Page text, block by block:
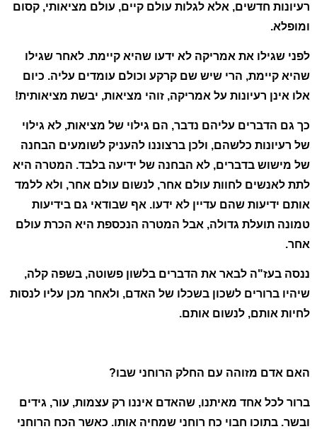
רעיונות חדשים, אלא לגלות עולם קיים, עולם מציאותי, קסום
ומופלא.
לפני שגילו את אמריקה לא ידעו שהיא קיימת. לאחר שגילו
שהיא קיימת, הרי שיש שם קרקע וכולם עומדים עליה. כיום
אלו אינן רעיונות על אמריקה, זוהי מציאות, יבשת מציאותית!
כך גם הדברים עליהם נדבר, הם גילוי של מציאות, לא גילוי
של רעיונות כלשהם, ולכן ברצוננו להעניק לשומעים הבחנה
של מישוש בדברים, לא הבחנה של ידיעה בלבד. המטרה היא
לתת לאנשים לחוות עולם אחר, לנשום עולם אחר, ולא ללמד
אותם ידיעות שהם עדיין לא ידעו. אף שבודאי גם בידיעות
טמונה תועלת גדולה, אבל המטרה הנכספת היא הכרת עולם
אחר.
ננסה בעז"ה לבאר את הדברים בלשון פשוטה, בשפה קלה,
שיהיו ברורים לשכון בשכלו של האדם, ולאחר מכן עליו לנסות
לחיות אותם, לנשום אותם.
האם אדם מזוהה עם החלק הרוחני שבו?
ברור לכל אחד מאיתנו, שהאדם איננו רק עצמות, עור, גידים
ובשר. בתוכו חבוי כח רוחני שמחיה אותו. כאשר הכח הרוחני